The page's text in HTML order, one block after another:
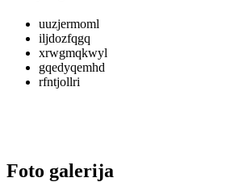
uuzjermoml
iljdozfqgq
xrwgmqkwyl
gqedyqemhd
rfntjollri
Foto galerija